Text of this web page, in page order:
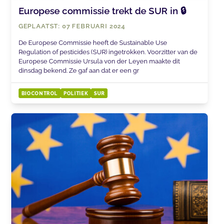
Europese commissie trekt de SUR in 🔒
GEPLAATST: 07 FEBRUARI 2024
De Europese Commissie heeft de Sustainable Use
Regulation of pesticides (SUR) ingetrokken. Voorzitter van de
Europese Commissie Ursula von der Leyen maakte dit
dinsdag bekend. Ze gaf aan dat er een gr
BIOCONTROL POLITIEK SUR